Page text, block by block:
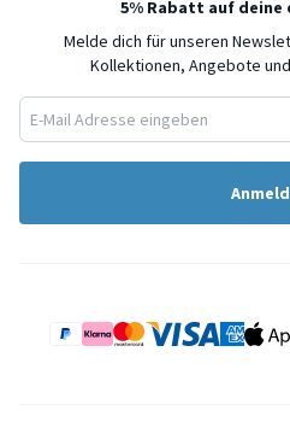
5% Rabatt auf
Melde dich für unseren
Kollektionen, Angebote